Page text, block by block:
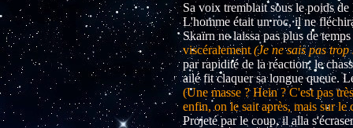
Sa voix tremblait sous le poids de
L'homme était un roc, il ne
Skaïrn ne laissa pas plus de
viscéralement (Je ne sais pas trop
par rapidité de la réaction, le
ailé fit claquer sa longue queue.
(Une masse ? Hein ? C'est pas
enfin, on le sait après, mais sur le
Projeté par le coup, il alla